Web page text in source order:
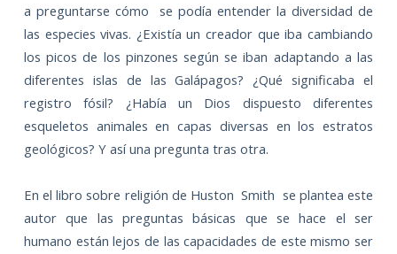
a preguntarse cómo
se podía entender la diversidad de
las especies vivas. ¿Existía un creador que iba cambiando
los picos de los pinzones según se iban adaptando a las
diferentes islas de las Galápagos? ¿Qué significaba el
registro fósil? ¿Había un Dios dispuesto diferentes
esqueletos animales en capas diversas en los estratos
geológicos? Y así una pregunta tras otra.
En el libro sobre religión de Huston Smith se plantea este
autor que las preguntas básicas que se hace el ser
humano están lejos de las capacidades de este mismo ser